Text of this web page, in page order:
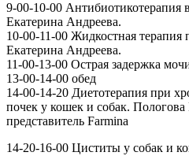
9-00-10-00 Антибиотикотерапия
Екатерина Андреева.
10-00-11-00 Жидкостная терапия
Екатерина Андреева.
11-00-13-00 Острая задержка
13-00-14-00 обед
14-00-14-20 Диетотерапия при
почек у кошек и собак.
представитель Farmina
14-20-16-00 Циститы у собак и